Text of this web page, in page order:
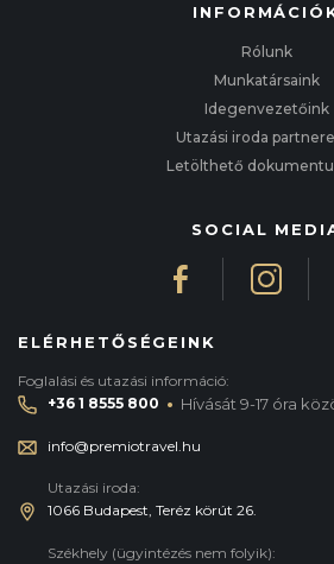
Rólunk
Munkatársaink
Idegenvezetőink
Utazási iroda
Letölthető
SOCIAL
ELÉRHETŐSÉGEINK
Foglalási és utazási információ:
+36 1 8555 800 · Hívását 9-17 óra
info@premiotravel.hu
Utazási iroda:
1066 Budapest, Teréz körút 26.
Székhely (ügyintézés nem folyik):